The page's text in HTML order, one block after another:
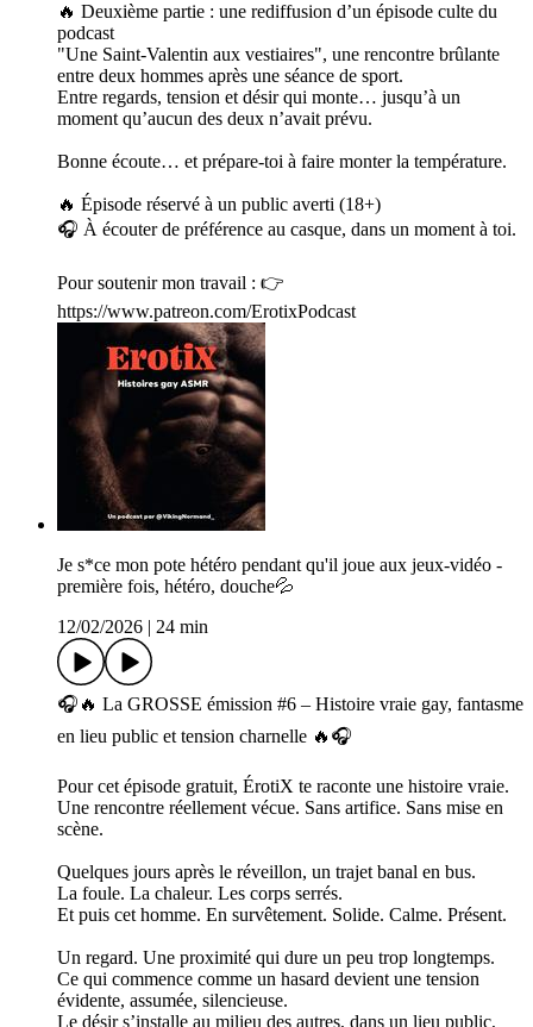
🔥 Deuxième partie : une rediffusion d’un épisode culte du
podcast
"Une Saint-Valentin aux vestiaires", une rencontre brûlante
entre deux hommes après une séance de sport.
Entre regards, tension et désir qui monte… jusqu’à un
moment qu’aucun des deux n’avait prévu.
Bonne écoute… et prépare-toi à faire monter la température.
🔥 Épisode réservé à un public averti (18+)
🎧 À écouter de préférence au casque, dans un moment à toi.
Pour soutenir mon travail : 👉
https://www.patreon.com/ErotixPodcast
Je s*ce mon pote hétéro pendant qu'il joue aux jeux-vidéo -
première fois, hétéro, douche💦
12/02/2026
24 min
🎧🔥 La GROSSE émission #6 – Histoire vraie gay, fantasme
en lieu public et tension charnelle 🔥🎧
Pour cet épisode gratuit, ÉrotiX te raconte une histoire vraie.
Une rencontre réellement vécue. Sans artifice. Sans mise en
scène.
Quelques jours après le réveillon, un trajet banal en bus.
La foule. La chaleur. Les corps serrés.
Et puis cet homme. En survêtement. Solide. Calme. Présent.
Un regard. Une proximité qui dure un peu trop longtemps.
Ce qui commence comme un hasard devient une tension
évidente, assumée, silencieuse.
Le désir s’installe au milieu des autres, dans un lieu public,